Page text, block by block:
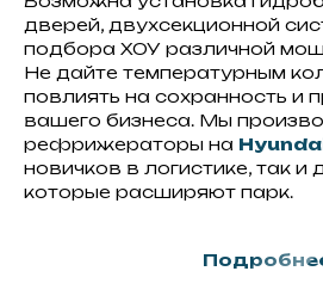
дверей, двухсекционной
подбора ХОУ различной
Не дайте температурным
повлиять на сохранность и
вашего бизнеса. Мы
рефрижераторы на
новичков в логистике, так и
которые расширяют парк.